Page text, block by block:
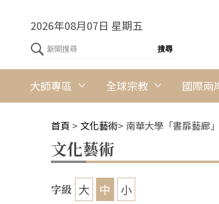
2026年08月07日 星期五
大師專區 全球宗教 國際兩
首頁 > 文化藝術> 南華大學「書扉藝廊
文化藝術
字級 大 中 小